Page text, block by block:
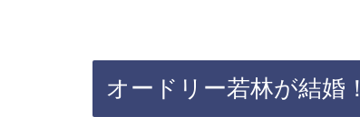
オードリー若林が結婚！